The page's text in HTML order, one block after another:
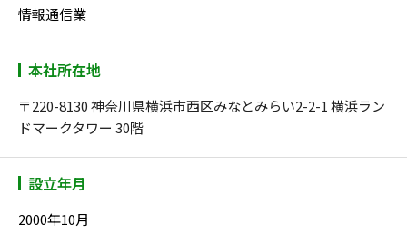
情報通信業
本社所在地
〒220-8130 神奈川県横浜市西区みなとみらい2-2-1 横浜ラン
ドマークタワー 30階
設立年月
2000年10月